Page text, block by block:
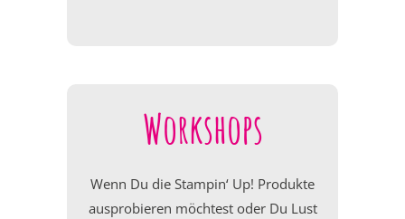
Workshops
Wenn Du die Stampin‘ Up! Produkte
ausprobieren möchtest oder Du Lust